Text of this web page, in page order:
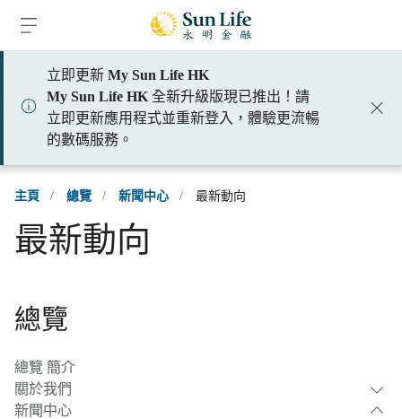
立即更新 My Sun Life HK
My Sun Life HK 全新升級版現已推出！請
立即更新應用程式並重新登入，體驗更流暢
的數碼服務。
主頁 / 總覽 / 新聞中心 / 最新動向
最新動向
總覽
總覽 簡介
關於我們
新聞中心